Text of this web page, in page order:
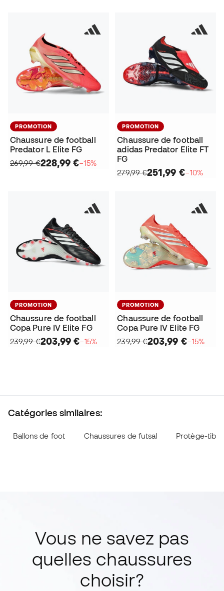
PROMOTION
Chaussure de football
Predator L Elite FG
269,99 €228,99 €−15%
PROMOTION
Chaussure de football
adidas Predator Elite FT
FG
279,99 €251,99 €−10%
PROMOTION
Chaussure de football
Copa Pure IV Elite FG
239,99 €203,99 €−15%
PROMOTION
Chaussure de football
Copa Pure IV Elite FG
239,99 €203,99 €−15%
Catégories similaires:
Ballons de foot Chaussures de futsal Protège-
Vous ne savez pas
quelles chaussures
choisir?